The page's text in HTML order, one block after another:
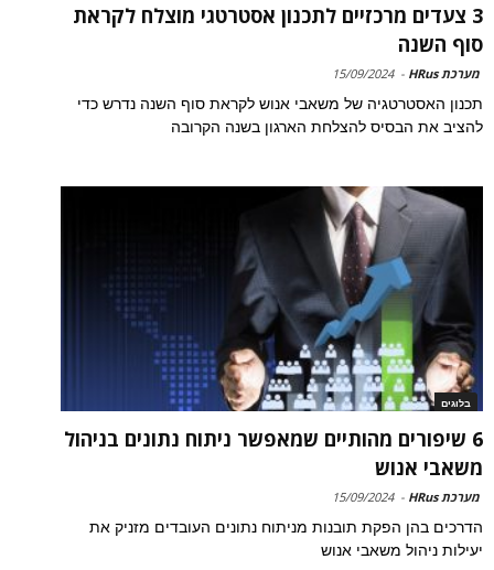
3 צעדים מרכזיים לתכנון אסטרטגי מוצלח לקראת
סוף השנה
מערכת HRus -
15/09/2024
תכנון האסטרטגיה של משאבי אנוש לקראת סוף השנה נדרש כדי
להציב את הבסיס להצלחת הארגון בשנה הקרובה
בלוגים
6 שיפורים מהותיים שמאפשר ניתוח נתונים בניהול
משאבי אנוש
מערכת HRus -
15/09/2024
הדרכים בהן הפקת תובנות מניתוח נתונים העובדים מזניק את
יעילות ניהול משאבי אנוש